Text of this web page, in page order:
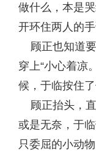
做什么，本是
开环住两人的
顾正也知道要
穿上“小心着凉
候，于临按住了
顾正抬头，直
或是无奈，于
只委屈的小动